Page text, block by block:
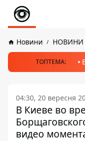
Новини НОВИНИ
ТОПТЕМА:
04:30, 20 вересня
В Киеве во
видео